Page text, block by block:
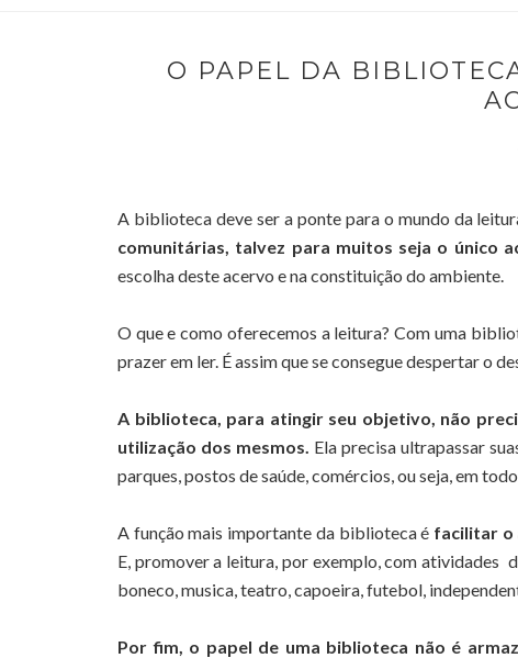
O PAPEL DA
A biblioteca deve ser a ponte para o mundo da
comunitárias, talvez para muitos seja o único
escolha deste acervo e na constituição do ambiente.
O que e como oferecemos a leitura? Com uma
prazer em ler. É assim que se consegue despertar o
A biblioteca, para atingir seu objetivo, não
utilização dos mesmos. Ela precisa ultrapassar
parques, postos de saúde, comércios, ou seja, em
A função mais importante da biblioteca é facilitar o
E, promover a leitura, por exemplo, com atividades
boneco, musica, teatro, capoeira, futebol,
Por fim, o papel de uma biblioteca não é